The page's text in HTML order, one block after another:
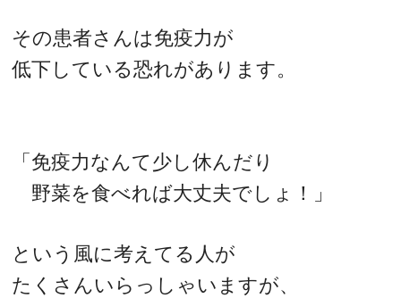
その患者さんは免疫力が
低下している恐れがあります。
「免疫力なんて少し休んだり
野菜を食べれば大丈夫でしょ！」
という風に考えてる人が
たくさんいらっしゃいますが、